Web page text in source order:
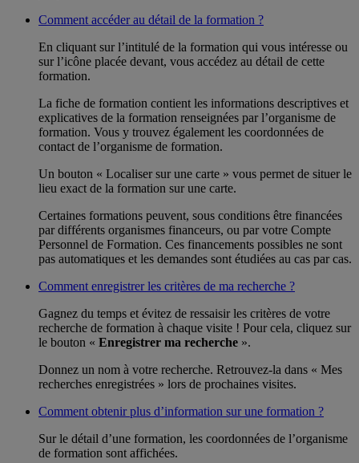
Comment accéder au détail de la formation ?
En cliquant sur l’intitulé de la formation qui vous intéresse ou
sur l’icône placée devant, vous accédez au détail de cette
formation.
La fiche de formation contient les informations descriptives et
explicatives de la formation renseignées par l’organisme de
formation. Vous y trouvez également les coordonnées de
contact de l’organisme de formation.
Un bouton « Localiser sur une carte » vous permet de situer le
lieu exact de la formation sur une carte.
Certaines formations peuvent, sous conditions être financées
par différents organismes financeurs, ou par votre Compte
Personnel de Formation. Ces financements possibles ne sont
pas automatiques et les demandes sont étudiées au cas par cas.
Comment enregistrer les critères de ma recherche ?
Gagnez du temps et évitez de ressaisir les critères de votre
recherche de formation à chaque visite ! Pour cela, cliquez sur
le bouton « Enregistrer ma recherche ».
Donnez un nom à votre recherche. Retrouvez-la dans « Mes
recherches enregistrées » lors de prochaines visites.
Comment obtenir plus d’information sur une formation ?
Sur le détail d’une formation, les coordonnées de l’organisme
de formation sont affichées.